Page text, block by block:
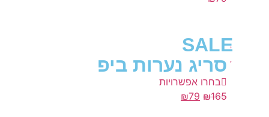
SALE
סריג נערות ביפ
בחרו אפשרויות
₪165
₪79